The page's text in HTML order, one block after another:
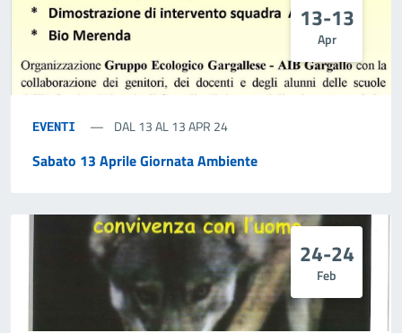
13-13
Apr
EVENTI DAL 13 AL 13 APR 24
Sabato 13 Aprile Giornata Ambiente
24-24
Feb